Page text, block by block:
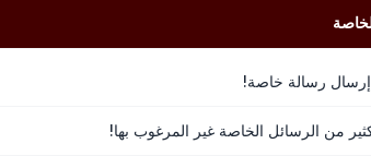
إرسال رسالة خاصة!
من الرسائل الخاصة غير المرغوب بها!